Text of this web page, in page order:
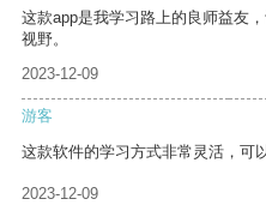
这款app是我学习路上的良师益友
视野。
2023-12-09
游客
这款软件的学习方式非常灵活，可
2023-12-09